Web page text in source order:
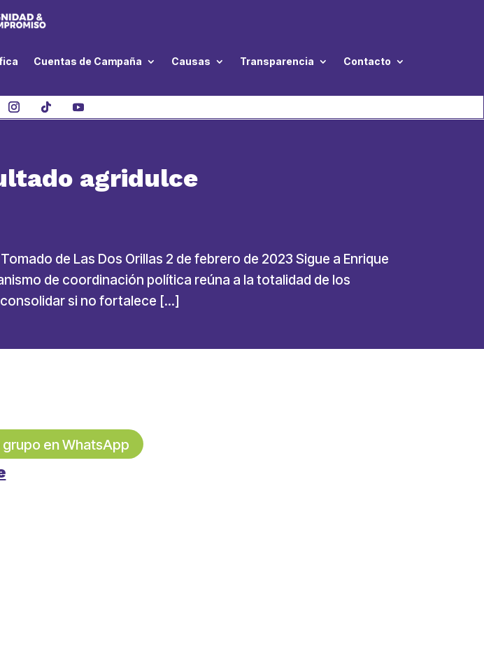
Cuentas de Campaña Causas Transparencia Contacto
agridulce
de Las Dos Orillas 2 de febrero de 2023 Sigue a Enrique
de coordinación política reúna a la totalidad de los
si no fortalece […]
en WhatsApp